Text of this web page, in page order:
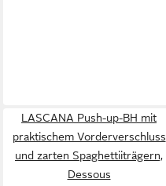
LASCANA Push-up-BH mit
praktischem Vorderverschluss
und zarten Spaghettiiträgern,
Dessous